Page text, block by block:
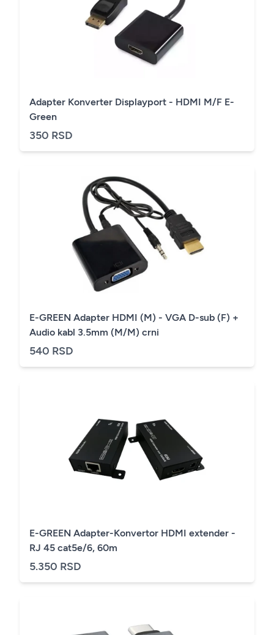
Adapter Konverter Displayport - HDMI M/F E-
Green
350 RSD
E-GREEN Adapter HDMI (M) - VGA D-sub (F) +
Audio kabl 3.5mm (M/M) crni
540 RSD
E-GREEN Adapter-Konvertor HDMI extender -
RJ 45 cat5e/6, 60m
5.350 RSD